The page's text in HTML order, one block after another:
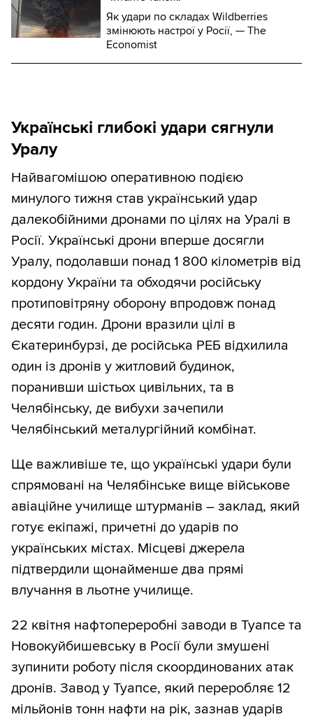
Як удари по складах Wildberries
змінюють настрої у Росії, — The
Economist
Українські глибокі удари сягнули
Уралу
Найвагомішою оперативною подією
минулого тижня став український удар
далекобійними дронами по цілях на Уралі в
Росії. Українські дрони вперше досягли
Уралу, подолавши понад 1 800 кілометрів від
кордону України та обходячи російську
протиповітряну оборону впродовж понад
десяти годин. Дрони вразили цілі в
Єкатеринбурзі, де російська РЕБ відхилила
один із дронів у житловий будинок,
поранивши шістьох цивільних, та в
Челябінську, де вибухи зачепили
Челябінський металургійний комбінат.
Ще важливіше те, що українські удари були
спрямовані на Челябінське вище військове
авіаційне училище штурманів – заклад, який
готує екіпажі, причетні до ударів по
українських містах. Місцеві джерела
підтвердили щонайменше два прямі
влучання в льотне училище.
22 квітня нафтопереробні заводи в Туапсе та
Новокуйбишевську в Росії були змушені
зупинити роботу після скоординованих атак
дронів. Завод у Туапсе, який переробляє 12
мільйонів тонн нафти на рік, зазнав ударів